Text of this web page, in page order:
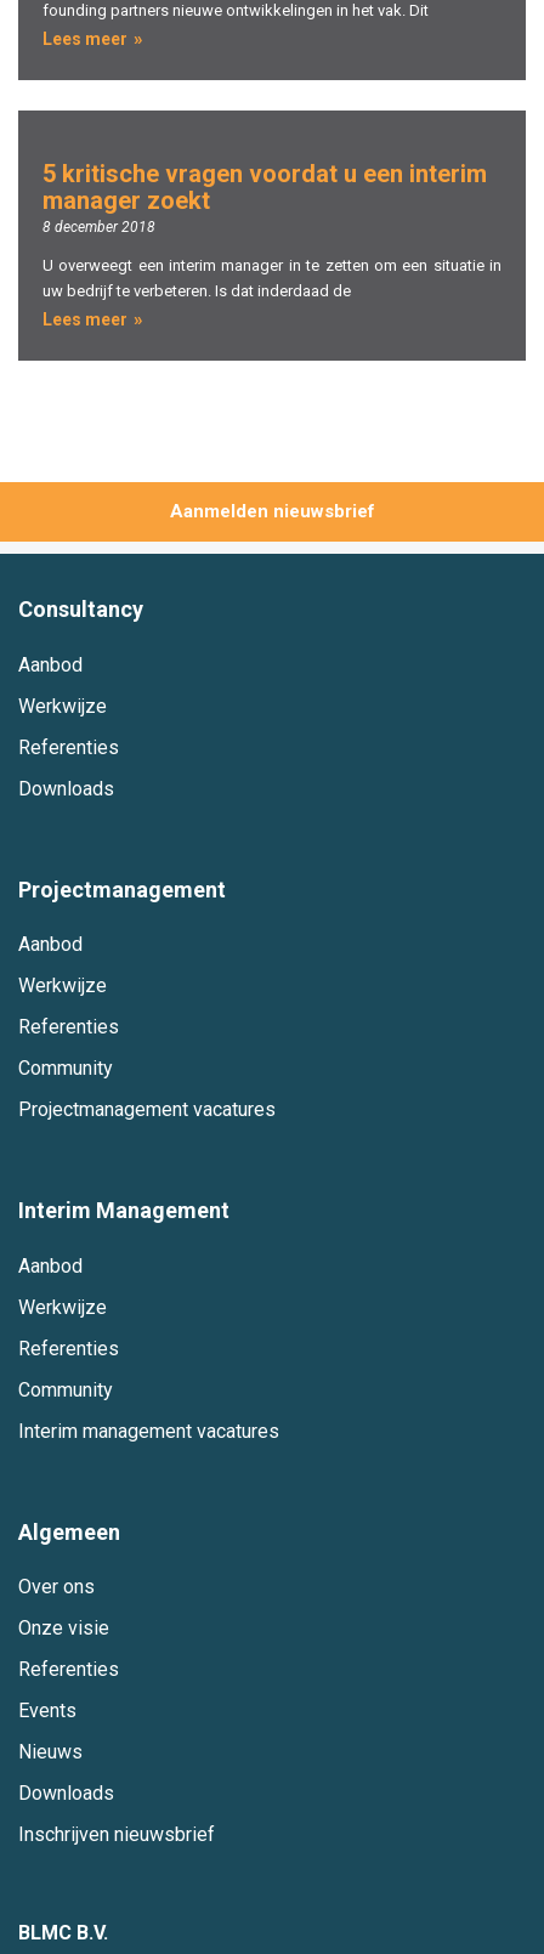
founding partners nieuwe ontwikkelingen in het vak. Dit
Lees meer
5 kritische vragen voordat u een interim
manager zoekt
8 december 2018
U overweegt een interim manager in te zetten om een situatie in
uw bedrijf te verbeteren. Is dat inderdaad de
Lees meer
Aanmelden
Consultancy
Aanbod
Werkwijze
Referenties
Downloads
Projectmanagement
Aanbod
Werkwijze
Referenties
Community
Projectmanagement vacatures
Interim Management
Aanbod
Werkwijze
Referenties
Community
Interim management vacatures
Algemeen
Over ons
Onze visie
Referenties
Events
Nieuws
Downloads
Inschrijven nieuwsbrief
BLMC B.V.